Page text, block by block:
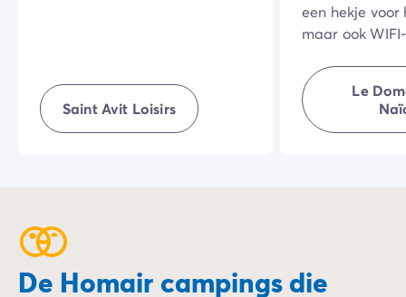
Gezinsvakantie op de camping
Milieubewuste camping
Natuurcamping
Camping Atlantische Kust
Camping Camargue
Camping Côte d'Azur
Saint Avit Loisirs
een hekje
maar ook
Le
De Homair campings die